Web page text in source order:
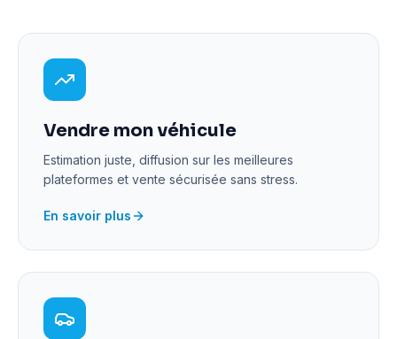
Vendre mon véhicule
Estimation juste, diffusion sur les meilleures
plateformes et vente sécurisée sans stress.
En savoir plus